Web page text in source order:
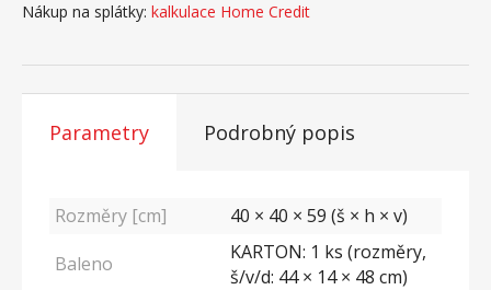
Nákup na splátky: kalkulace Home Credit
Parametry Podrobný popis
Rozměry [cm]
40 × 40 × 59 (š × h × v)
Baleno
KARTON: 1 ks (rozměry,
š/v/d: 44 × 14 × 48 cm)